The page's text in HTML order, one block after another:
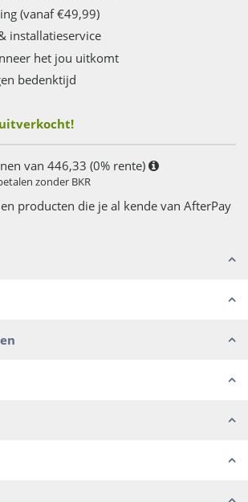
(vanaf €49,99)
installatieservice
het jou uitkomt
bedenktijd
van 446,33 (0% rente)
zonder BKR
producten die je al kende van AfterPay